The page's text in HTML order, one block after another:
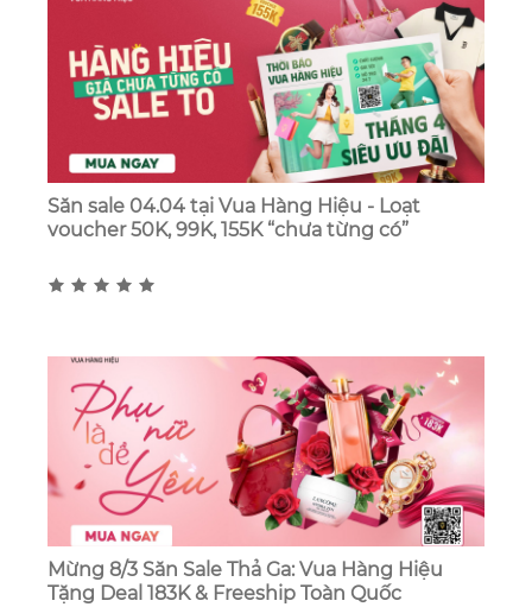
Săn sale 04.04 tại Vua Hàng Hiệu - Loạt
voucher 50K, 99K, 155K “chưa từng có”
Mừng 8/3 Săn Sale Thả Ga: Vua Hàng Hiệu
Tặng Deal 183K & Freeship Toàn Quốc